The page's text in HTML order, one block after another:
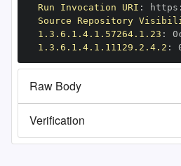
Run Invocation URI : https :
Source Repository
1.3.6.1.4.1.57264.1.23 :
1.3.6.1.4.1.11129.2.4.2 :
Raw Body
Verification